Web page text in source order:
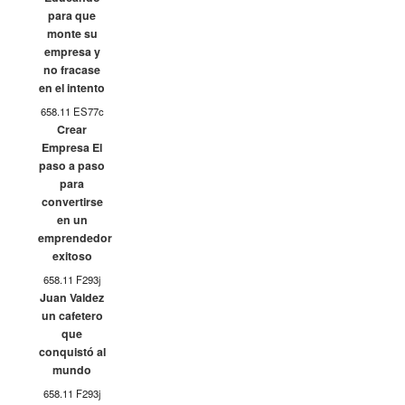
para que
monte su
empresa y
no fracase
en el intento
658.11 ES77c
Crear
Empresa El
paso a paso
para
convertirse
en un
emprendedor
exitoso
658.11 F293j
Juan Valdez
un cafetero
que
conquistó al
mundo
658.11 F293j